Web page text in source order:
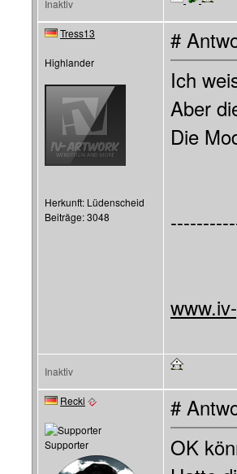
Inaktiv
Tress13
Highlander
Herkunft: Lüdenscheid
Beiträge: 3048
#
Ich
Aber
Die
Inaktiv
Recki
Supporter
#
OK